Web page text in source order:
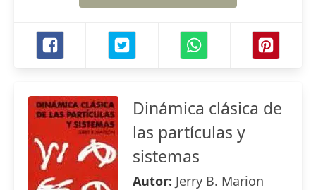
Dinámica clásica de
las partículas y
sistemas
Autor: Jerry B. Marion